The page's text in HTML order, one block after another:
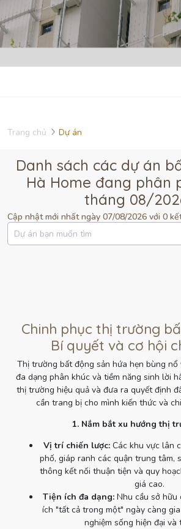
Trang chủ Dự án
Danh sách các dự án
Hà Home đang phân
tháng 08/
Cập nhật mới nhất ngày 07/08/2026 với 0
Chinh phục thị trường
Bí quyết và cơ hội
Thị trường bất động sản hứa hẹn bùng nổ
đa dạng phân khúc và tiềm năng sinh lời
thị trường hiệu quả và đưa ra quyết định
cần trang bị cho mình kiến thức và
1. Nắm bắt xu hướng thị
Vị trí chiến lược:Các khu vực lân
phố, giáp ranh các quận trung tâm,
thông kết nối thuận tiện và quy
giá cao.
Tiện ích đa dạng: Nhu cầu sở hữu
ích "tất cả trong một" ngày càng
nghiệm sống hiện đại và